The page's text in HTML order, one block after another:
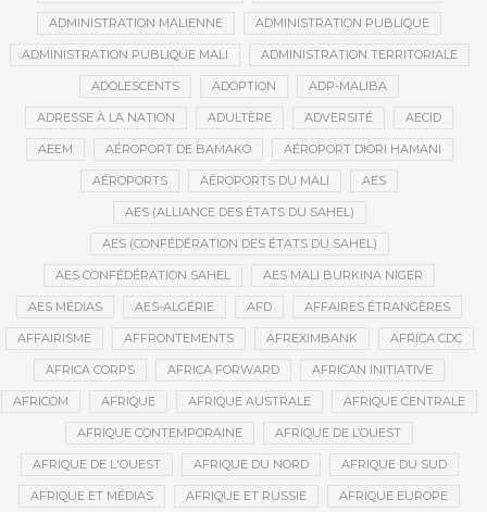
ADMINISTRATION MALIENNE ADMINISTRATION PUBLIQUE
ADMINISTRATION PUBLIQUE MALI ADMINISTRATION TERRITORIALE
ADOLESCENTS ADOPTION ADP-MALIBA
ADRESSE À LA NATION ADULTÈRE ADVERSITÉ AECID
AEEM AÉROPORT DE BAMAKO AÉROPORT DIORI HAMANI
AÉROPORTS AÉROPORTS DU MALI AES
AES (ALLIANCE DES ÉTATS DU SAHEL)
AES (CONFÉDÉRATION DES ÉTATS DU SAHEL)
AES CONFÉDÉRATION SAHEL AES MALI BURKINA NIGER
AES MÉDIAS AES-ALGÉRIE AFD AFFAIRES ÉTRANGÈRES
AFFAIRISME AFFRONTEMENTS AFREXIMBANK AFRICA CDC
AFRICA CORPS AFRICA FORWARD AFRICAN INITIATIVE
AFRICOM AFRIQUE AFRIQUE AUSTRALE AFRIQUE CENTRALE
AFRIQUE CONTEMPORAINE AFRIQUE DE L’OUEST
AFRIQUE DE L'OUEST AFRIQUE DU NORD AFRIQUE DU SUD
AFRIQUE ET MÉDIAS AFRIQUE ET RUSSIE AFRIQUE EUROPE